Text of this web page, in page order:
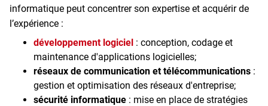
informatique peut concentrer son expertise et acquérir de
l’expérience :
développement logiciel : conception, codage et
maintenance d'applications logicielles;
réseaux de communication et télécommunications :
gestion et optimisation des réseaux d'entreprise;
sécurité informatique : mise en place de stratégies